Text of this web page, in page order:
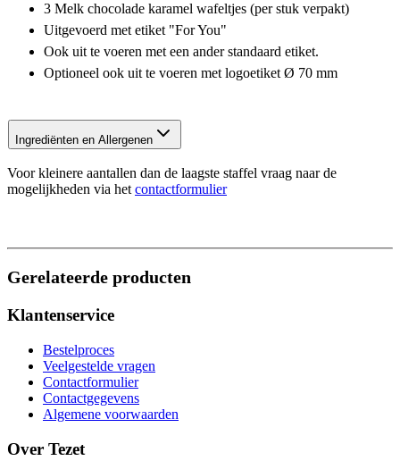
3 Melk chocolade karamel wafeltjes (per stuk verpakt)
Uitgevoerd met etiket "For You"
Ook uit te voeren met een ander standaard etiket.
Optioneel ook uit te voeren met logoetiket Ø 70 mm
Ingrediënten en Allergenen
Voor kleinere aantallen dan de laagste staffel vraag naar de
mogelijkheden via hetcontactformulier
Gerelateerde producten
Klantenservice
Bestelproces
Veelgestelde vragen
Contactformulier
Contactgegevens
Algemene voorwaarden
Over Tezet